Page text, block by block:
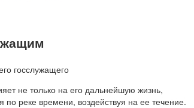
не только на его дальнейшую жизнь,
по реке времени, воздействуя на ее течение.